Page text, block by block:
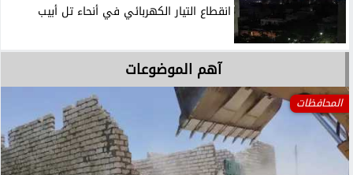
انقطاع التيار الكهربائي في أنحاء تل أبيب
آهم الموضوعات
المحافظات